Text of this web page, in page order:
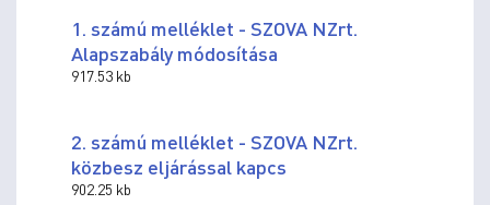
1. számú melléklet - SZOVA NZrt.
Alapszabály módosítása
917.53 kb
2. számú melléklet - SZOVA NZrt.
közbesz eljárással kapcs
902.25 kb